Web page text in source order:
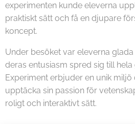
experimenten kunde eleverna
praktiskt sätt och få en djupare
koncept.
Under besöket var eleverna
deras entusiasm spred sig till
Experiment erbjuder en unik miljö
upptäcka sin passion för
roligt och interaktivt sätt.